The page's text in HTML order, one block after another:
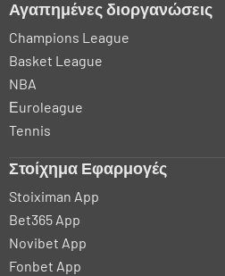
Αγαπημένες διοργανώσεις
Champions League
Basket League
NBA
Εuroleague
Tennis
Στοίχημα Εφαρμογές
Stoiximan App
Bet365 App
Novibet App
Fonbet App